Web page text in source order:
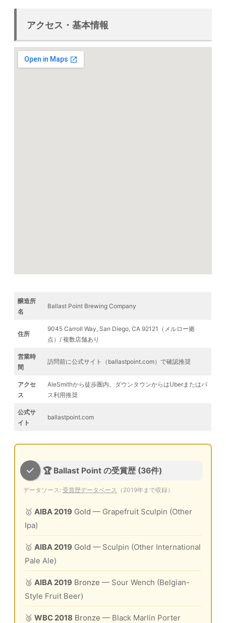
アクセス・基本情報
醸造所
名
Ballast Point Brewing Company
住所
9045 Carroll Way, San Diego, CA 92121（メルロー拠
点）/ 複数店舗あり
営業時
間
訪問前に公式サイト（ballastpoint.com）で確認推奨
アクセ
ス
AleSmithから徒歩圏内。ダウンタウンからはUberまたはバ
ス利用推奨
公式サ
イト
ballastpoint.com
🏆 Ballast Point の受賞歴 (36件)
データソース: 受賞歴データベース （2019年まで収録）
🥇 AIBA 2019 Gold — Grapefruit Sculpin (Other
Ipa)
🥇 AIBA 2019 Gold — Sculpin (Other International
Pale Ale)
🥉 AIBA 2019 Bronze — Sour Wench (Belgian-
Style Fruit Beer)
🥉 WBC 2018 Bronze — Black Marlin Porter